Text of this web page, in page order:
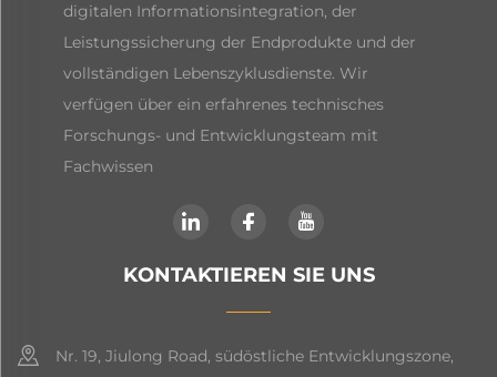
digitalen Informationsintegration, der
Leistungssicherung der Endprodukte und der
vollständigen Lebenszyklusdienste. Wir
verfügen über ein erfahrenes technisches
Forschungs- und Entwicklungsteam mit
Fachwissen
KONTAKTIEREN SIE UNS
Nr. 19, Jiulong Road, südöstliche Entwicklungszone,